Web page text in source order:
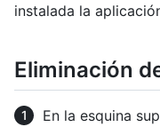
instalada la
Eliminación
En la esquina